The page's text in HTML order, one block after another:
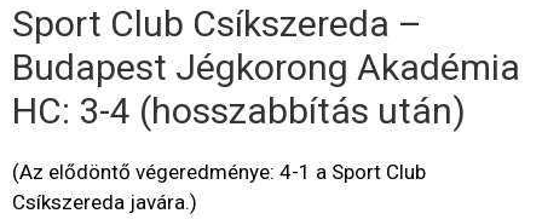
Sport Club Csíkszereda –
Budapest Jégkorong Akadémia
HC: 3-4 (hosszabbítás után)
(Az elődöntő végeredménye: 4-1 a Sport Club
Csíkszereda javára.)